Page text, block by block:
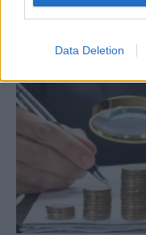
Data Deletion